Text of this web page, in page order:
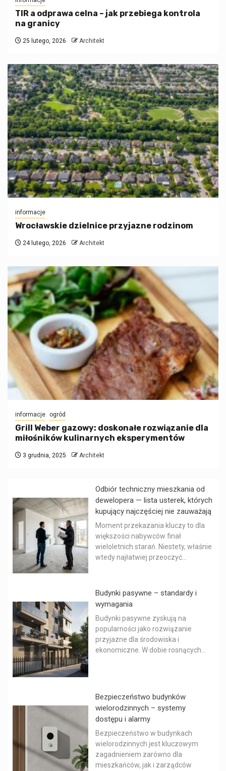
TIR a odprawa celna – jak przebiega kontrola
na granicy
25 lutego, 2026 Architekt
informacje
Wrocławskie dzielnice przyjazne rodzinom
24 lutego, 2026 Architekt
informacje ogród
Grill Weber gazowy: doskonałe rozwiązanie dla
miłośników kulinarnych eksperymentów
3 grudnia, 2025 Architekt
Odbiór techniczny mieszkania od
dewelopera — lista usterek, których
kupujący najczęściej nie zauważają
Moment przekazania kluczy to dla
większości nabywców finał
wieloletnich starań. Niestety, właśnie
wtedy najłatwiej przeoczyć...
Budynki pasywne – standardy i
wymagania
Budynki pasywne zyskują na
popularności jako rozwiązanie
przyjazne dla środowiska i
ekonomiczne. W dobie rosnących...
Bezpieczeństwo budynków
wielorodzinnych – systemy
dostępu i alarmy
Bezpieczeństwo w budynkach
wielorodzinnych jest kluczowym
zagadnieniem zarówno dla
mieszkańców, jak i zarządców